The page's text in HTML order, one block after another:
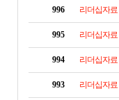
996 리더십자료
995 리더십자료
994 리더십자료
993 리더십자료